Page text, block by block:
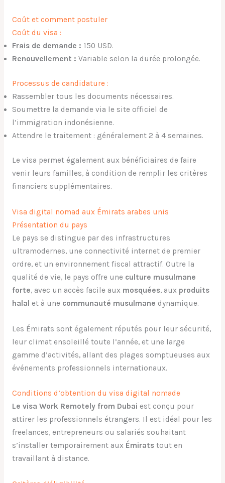
Coût et comment postuler
Coût du visa :
Frais de demande : 150 USD.
Renouvellement : Variable selon la durée prolongée.
Processus de candidature :
Rassembler tous les documents nécessaires.
Soumettre la demande via le site officiel de
l’immigration indonésienne.
Attendre le traitement : généralement 2 à 4 semaines.
Le visa permet également aux bénéficiaires de faire
venir leurs familles, à condition de remplir les critères
financiers supplémentaires.
Visa digital nomad aux Émirats arabes unis
Présentation du pays
Le pays se distingue par des infrastructures
ultramodernes, une connectivité internet de premier
ordre, et un environnement fiscal attractif. Outre la
qualité de vie, le pays offre une culture musulmane
forte, avec un accès facile aux mosquées, aux produits
halal et à une communauté musulmane dynamique.
Les Émirats sont également réputés pour leur sécurité,
leur climat ensoleillé toute l’année, et une large
gamme d’activités, allant des plages somptueuses aux
événements professionnels internationaux.
Conditions d’obtention du visa digital nomade
Le visa Work Remotely from Dubai est conçu pour
attirer les professionnels étrangers. Il est idéal pour les
freelances, entrepreneurs ou salariés souhaitant
s’installer temporairement aux Émiratstout en
travaillant à distance.